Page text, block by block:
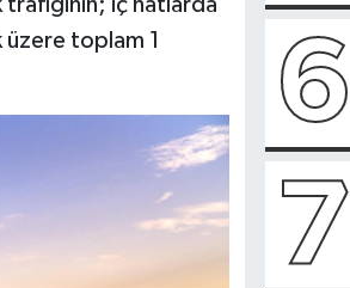
trafiğinin; iç hatlarda
toplam 1
6
7